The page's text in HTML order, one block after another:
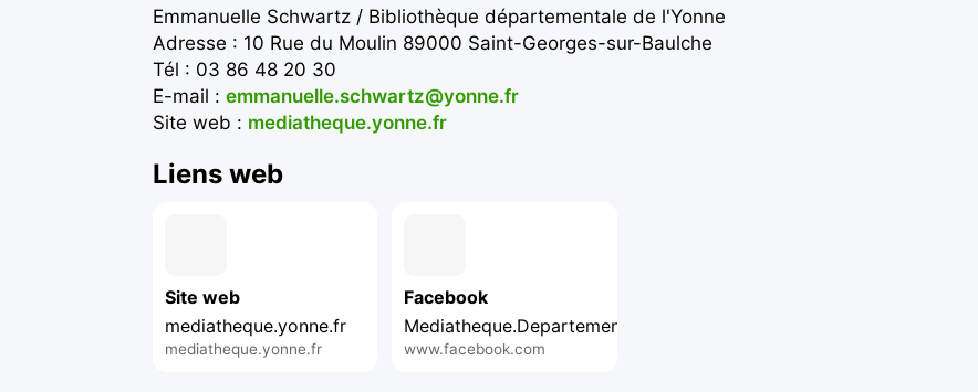
Emmanuelle Schwartz / Bibliothèque départementale de l'Yonne
Adresse : 10 Rue du Moulin 89000 Saint-Georges-sur-Baulche
Tél : 03 86 48 20 30
E-mail : emmanuelle.schwartz@yonne.fr
Site web : mediatheque.yonne.fr
Liens web
Site web
mediatheque.yonne.fr
mediatheque.yonne.fr
Facebook
Mediatheque.Departementale.Yonne
www.facebook.com